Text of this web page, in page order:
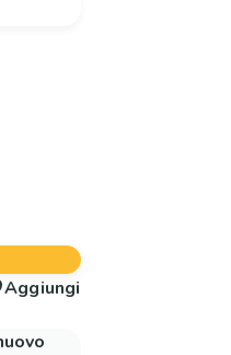
Aggiungi